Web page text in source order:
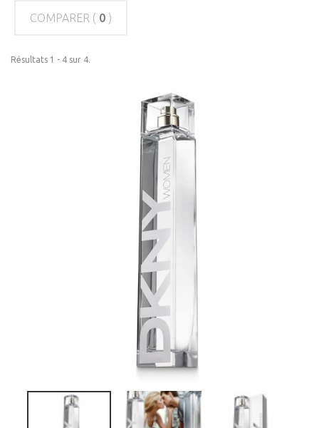
COMPARER ( 0 )
Résultats 1 - 4 sur 4.